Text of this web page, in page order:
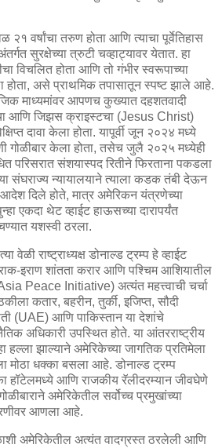
वर्षांचा तरुण होता आणि त्याचा पूर्वेतिहास
सुरक्षेच्या त्रुटी चव्हाट्यावर येतात. हा
विचलित होता आणि तो गंभीर स्वरूपाच्या
होता, असे प्राथमिक तपासातून स्पष्ट झाले आहे.
माध्यमांवर आपणच कुख्यात दहशतवादी
आणि जिझस क्राइस्टचा (Jesus Christ)
दावा केला होता. यापूर्वी जून २०२४ मध्ये
गोळीबार केला होता, तसेच जुलै २०२५ मध्येही
परिसरात संशयास्पद रितीने फिरताना पकडला
संघराज्य न्यायालयाने त्याला कडक तंबी देऊन
दिले होते, मात्र अमेरिकन यंत्रणेच्या
एकदा थेट व्हाईट हाऊसच्या दारापर्यंत
यशस्वी ठरला.
वेळी राष्ट्राध्यक्ष डोनाल्ड ट्रम्प हे व्हाईट
इराण शांतता करार आणि पश्चिम आशियातील
Peace Initiative) अत्यंत महत्त्वाची चर्चा
कतार, बहरीन, तुर्की, इजिप्त, सौदी
(UAE) आणि पाकिस्तान या देशांचे
अधिकारी उपस्थित होते. या आंतरराष्ट्रीय
हल्ला झाल्याने अमेरिकेच्या जागतिक प्रतिमेला
मोठा धक्का बसला आहे. डोनाल्ड ट्रम्प
एका हॉटेलमध्ये आणि राजकीय रॅलीदरम्यान जीवघेणे
अमेरिकेतील सर्वोच्च प्रमुखांच्या
आणला आहे.
अमेरिकेतील अत्यंत वादग्रस्त ठरलेली आणि